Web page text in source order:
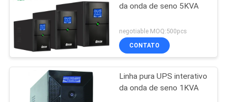
da onda de seno 5KVA
negotiable MOQ:500pcs
CONTATO
Linha pura UPS interativo
da onda de seno 1KVA